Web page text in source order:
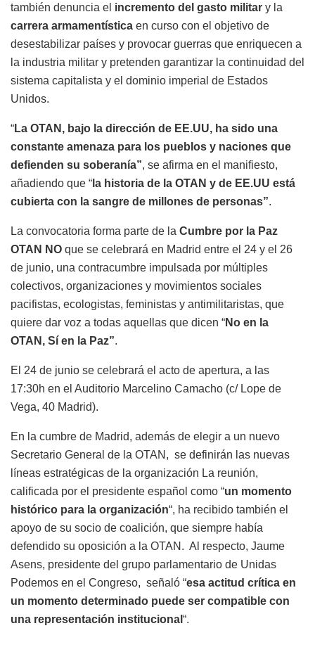
también denuncia el incremento del gasto militar y la
carrera armamentística en curso con el objetivo de
desestabilizar países y provocar guerras que enriquecen a
la industria militar y pretenden garantizar la continuidad del
sistema capitalista y el dominio imperial de Estados
Unidos.
“La OTAN, bajo la dirección de EE.UU, ha sido una
constante amenaza para los pueblos y naciones que
defienden su soberanía”, se afirma en el manifiesto,
añadiendo que “ la historia de la OTAN y de EE.UU está
cubierta con la sangre de millones de personas”.
La convocatoria forma parte de la Cumbre por la Paz
OTAN NO que se celebrará en Madrid entre el 24 y el 26
de junio, una contracumbre impulsada por múltiples
colectivos, organizaciones y movimientos sociales
pacifistas, ecologistas, feministas y antimilitaristas, que
quiere dar voz a todas aquellas que dicen “No en la
OTAN, Sí en la Paz”.
El 24 de junio se celebrará el acto de apertura, a las
17:30h en el Auditorio Marcelino Camacho (c/ Lope de
Vega, 40 Madrid).
En la cumbre de Madrid, además de elegir a un nuevo
Secretario General de la OTAN, se definirán las nuevas
líneas estratégicas de la organización La reunión,
calificada por el presidente español como “un momento
histórico para la organización“, ha recibido también el
apoyo de su socio de coalición, que siempre había
defendido su oposición a la OTAN. Al respecto, Jaume
Asens, presidente del grupo parlamentario de Unidas
Podemos en el Congreso, señaló “esa actitud crítica en
un momento determinado puede ser compatible con
una representación institucional “.